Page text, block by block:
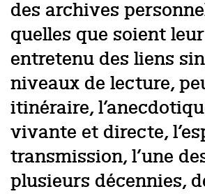
des archives
quelles que soient
entretenu des liens
niveaux de lecture,
itinéraire,
vivante et directe,
transmission, l’une
plusieurs décennies,